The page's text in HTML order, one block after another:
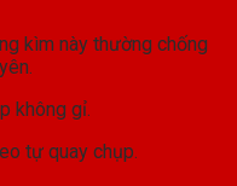
kìm này thường chống
không gỉ.
tự quay chụp.